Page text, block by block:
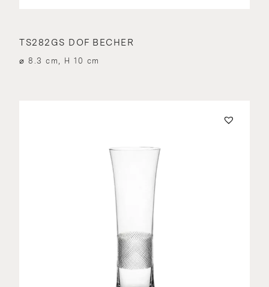
TS282GS DOF BECHER
⌀ 8.3 cm, H 10 cm